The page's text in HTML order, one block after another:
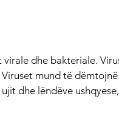
dhe bakteriale.
mund të
dhe lëndëve